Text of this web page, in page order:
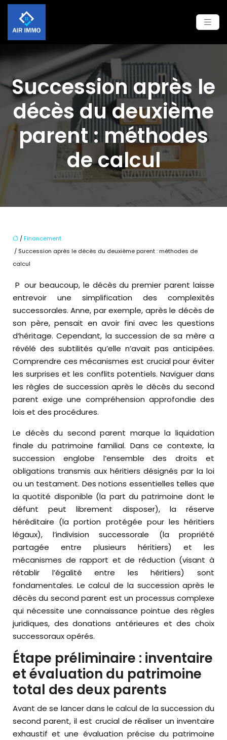
Succession après le
décès du deuxième
parent : méthodes
de calcul
/Financement
/ Succession après le décès du deuxième parent : méthodes de
calcul
Pour beaucoup, le décès du premier parent laisse
entrevoir une simplification des complexités
successorales. Anne, par exemple, après le décès de
son père, pensait en avoir fini avec les questions
d’héritage. Cependant, la succession de sa mère a
révélé des subtilités qu’elle n’avait pas anticipées.
Comprendre ces mécanismes est crucial pour éviter
les surprises et les conflits potentiels. Naviguer dans
les règles de succession après le décès du second
parent exige une compréhension approfondie des
lois et des procédures.
Le décès du second parent marque la liquidation
finale du patrimoine familial. Dans ce contexte, la
succession englobe l’ensemble des droits et
obligations transmis aux héritiers désignés par la loi
ou un testament. Des notions essentielles telles que
la quotité disponible (la part du patrimoine dont le
défunt peut librement disposer), la réserve
héréditaire (la portion protégée pour les héritiers
légaux), l’indivision successorale (la propriété
partagée entre plusieurs héritiers) et les
mécanismes de rapport et de réduction (visant à
rétablir l’égalité entre les héritiers) sont
fondamentales. Le calcul de la succession après le
décès du second parent est un processus complexe
qui nécessite une connaissance pointue des règles
juridiques, des donations antérieures et des choix
successoraux opérés.
Étape préliminaire : inventaire
et évaluation du patrimoine
total des deux parents
Avant de se lancer dans le calcul de la succession du
second parent, il est crucial de réaliser un inventaire
exhaustif et une évaluation précise du patrimoine